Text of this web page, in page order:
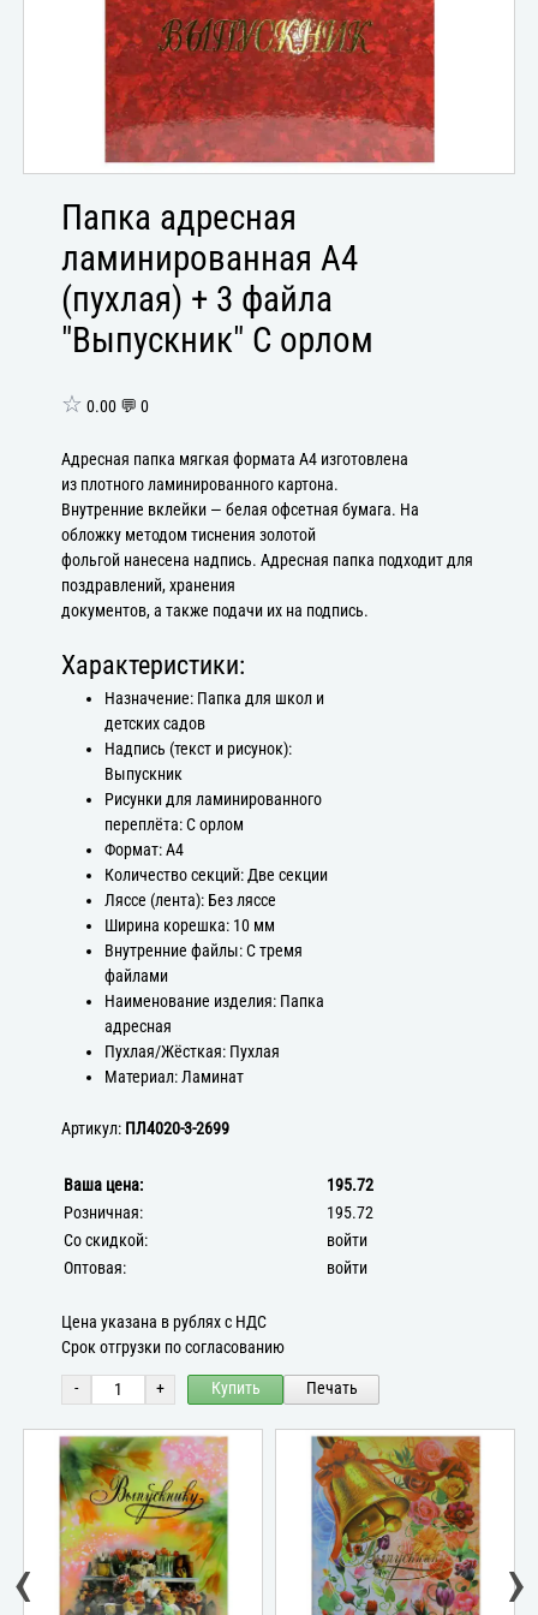
Папка адресная
ламинированная А4
(пухлая) + 3 файла
"Выпускник" С орлом
☆ 0.00 💬 0
Адресная папка мягкая формата А4 изготовлена
из плотного ламинированного картона.
Внутренние вклейки — белая офсетная бумага. На
обложку методом тиснения золотой
фольгой нанесена надпись. Адресная папка подходит для
поздравлений, хранения
документов, а также подачи их на подпись.
Характеристики:
Назначение: Папка для школ и
детских садов
Надпись (текст и рисунок):
Выпускник
Рисунки для ламинированного
переплёта: С орлом
Формат: А4
Количество секций: Две секции
Ляссе (лента): Без ляссе
Ширина корешка: 10 мм
Внутренние файлы: С тремя
файлами
Наименование изделия: Папка
адресная
Пухлая/Жёсткая: Пухлая
Материал: Ламинат
Артикул: ПЛ4020-3-2699
Ваша цена:
195.72
Розничная:
195.72
Со скидкой:
войти
Оптовая:
войти
Цена указана в рублях с НДС
Срок отгрузки по согласованию
- + Купить Печать
‹ ›